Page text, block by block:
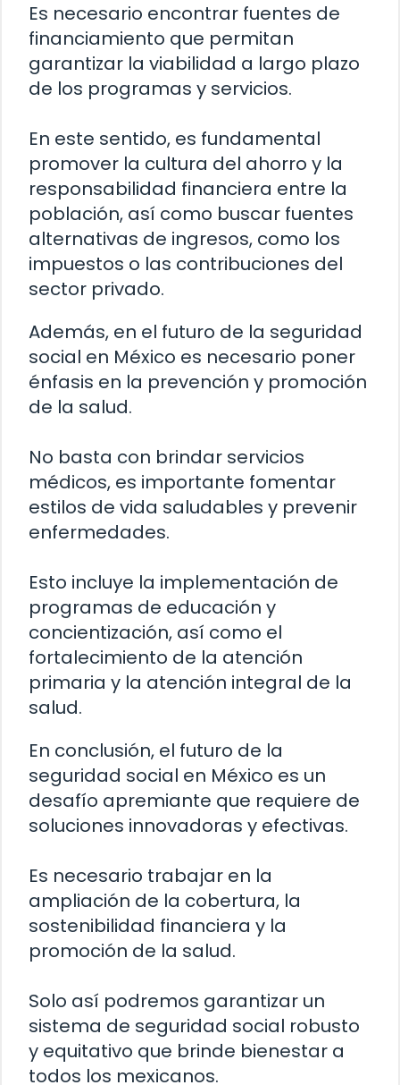
Es necesario encontrar fuentes de
financiamiento que permitan
garantizar la viabilidad a largo plazo
de los programas y servicios.
En este sentido, es fundamental
promover la cultura del ahorro y la
responsabilidad financiera entre la
población, así como buscar fuentes
alternativas de ingresos, como los
impuestos o las contribuciones del
sector privado.
Además, en el futuro de la seguridad
social en México es necesario poner
énfasis en la prevención y promoción
de la salud.
No basta con brindar servicios
médicos, es importante fomentar
estilos de vida saludables y prevenir
enfermedades.
Esto incluye la implementación de
programas de educación y
concientización, así como el
fortalecimiento de la atención
primaria y la atención integral de la
salud.
En conclusión, el futuro de la
seguridad social en México es un
desafío apremiante que requiere de
soluciones innovadoras y efectivas.
Es necesario trabajar en la
ampliación de la cobertura, la
sostenibilidad financiera y la
promoción de la salud.
Solo así podremos garantizar un
sistema de seguridad social robusto
y equitativo que brinde bienestar a
todos los mexicanos.